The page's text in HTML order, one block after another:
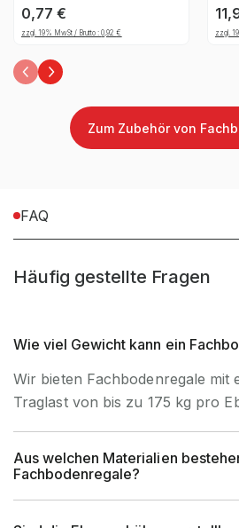
Fachlast (kg)
Feldlast (kg)
Höhe Fachboden (mm)
kleinstmögliche
Fachhöhe
68 mm
Fachhöhe
(mm)
Doppelregalzeile
Fachbodenregal
0,77€
zzgl. 19% MwSt / Brutto :0,92€
mm
zzgl.
Zum Zubehör von
FAQ
Häufig gestellte Fragen
Wie viel Gewicht kann ein
Wir bieten Fachbodenregale mit
Traglast von bis zu 175 kg pro
Aus welchen Materialien
Fachbodenregale?